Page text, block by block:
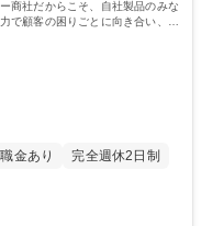
商社だからこそ、自社製品のみな
で顧客の困りごとに向き合い、顧
金あり
完全週休2日制